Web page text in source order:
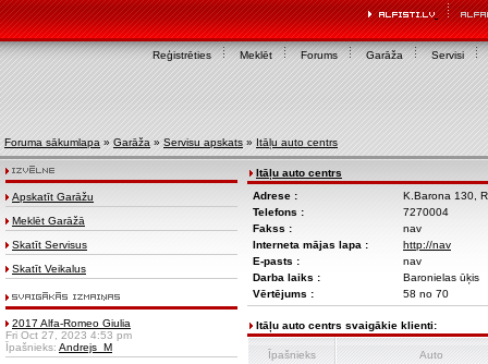
Reģistrēties Meklēt Forums Garāža Servisi
Foruma sākumlapa » Garāža » Servisu apskats » Itāļu auto centrs
Apskatīt Garāžu
Meklēt Garāžā
Skatīt Servisus
Skatīt Veikalus
2017 Alfa-Romeo Giulia
Fri Oct 27, 2023 4:53 pm
Īpašnieks: Andrejs_M
Itāļu auto centrs
Adrese :
K.Barona 130,
Telefons :
7270004
Fakss :
nav
Interneta mājas lapa :
http://nav
E-pasts :
nav
Darba laiks :
Baronielas ūķis
Vērtējums :
58 no 70
Itāļu auto centrs svaigākie klienti:
Īpašnieks Auto